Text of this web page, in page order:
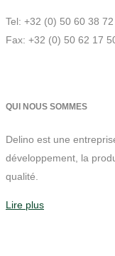
Tel: +32 (0) 50 60 38 72
Fax: +32 (0) 50 62 17
QUI NOUS SOMMES
Delino est une
développement, la
qualité.
Lire plus